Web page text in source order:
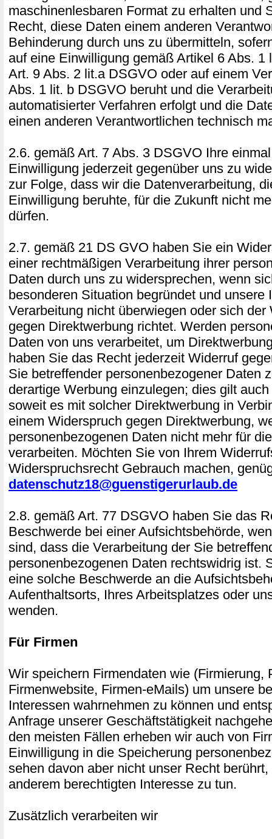
maschinenlesbaren Format zu erhalten und
Recht, diese Daten einem anderen
Behinderung durch uns zu übermitteln,
auf eine Einwilligung gemäß Artikel 6 Abs. 1
Art. 9 Abs. 2 lit.a DSGVO oder auf einem
Abs. 1 lit. b DSGVO beruht und die
automatisierter Verfahren erfolgt und die
einen anderen Verantwortlichen technisch
2.6. gemäß Art. 7 Abs. 3 DSGVO Ihre
Einwilligung jederzeit gegenüber uns zu
zur Folge, dass wir die Datenverarbeitung,
Einwilligung beruhte, für die Zukunft nicht
dürfen.
2.7. gemäß 21 DS GVO haben Sie ein
einer rechtmäßigen Verarbeitung ihrer
Daten durch uns zu widersprechen, wenn
besonderen Situation begründet und unsere
Verarbeitung nicht überwiegen oder sich der
gegen Direktwerbung richtet. Werden
Daten von uns verarbeitet, um
haben Sie das Recht jederzeit Widerruf
Sie betreffender personenbezogener Daten
derartige Werbung einzulegen; dies gilt
soweit es mit solcher Direktwerbung in
einem Widerspruch gegen Direktwerbung,
personenbezogenen Daten nicht mehr für
verarbeiten. Möchten Sie von Ihrem
Widerspruchsrecht Gebrauch machen,
datenschutz18@guenstigerurlaub.de
2.8. gemäß Art. 77 DSGVO haben Sie das
Beschwerde bei einer Aufsichtsbehörde,
sind, dass die Verarbeitung der Sie
personenbezogenen Daten rechtswidrig ist.
eine solche Beschwerde an die
Aufenthaltsorts, Ihres Arbeitsplatzes oder
wenden.
Für Firmen
Wir speichern Firmendaten wie (Firmierung,
Firmenwebsite, Firmen-eMails) um unsere
Interessen wahrnehmen zu können und
Anfrage unserer Geschäftstätigkeit
den meisten Fällen erheben wir auch von
Einwilligung in die Speicherung
sehen davon aber nicht unser Recht
anderem berechtigten Interesse zu tun.
Zusätzlich verarbeiten wir